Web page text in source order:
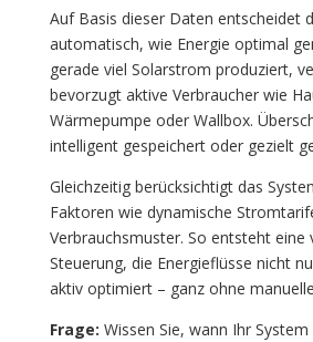
Auf Basis dieser Daten entscheidet
automatisch, wie Energie optimal
gerade viel Solarstrom produziert,
bevorzugt aktive Verbraucher wie
Wärmepumpe oder Wallbox.
intelligent gespeichert oder gezielt
Gleichzeitig berücksichtigt das
Faktoren wie dynamische
Verbrauchsmuster. So entsteht eine
Steuerung, die Energieflüsse nicht
aktiv optimiert – ganz ohne
Frage: Wissen Sie, wann Ihr